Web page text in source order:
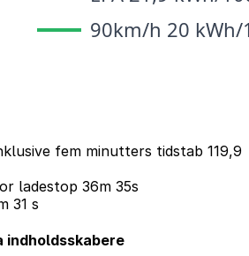
fem minutters tidstab 119,9
ladestop 36m 35s
31 s
indholdsskabere